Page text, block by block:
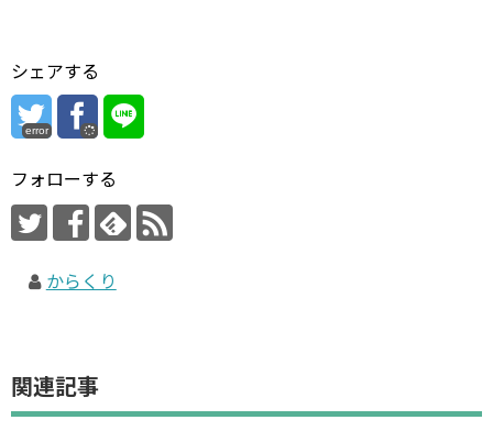
シェアする
error
フォローする
からくり
関連記事